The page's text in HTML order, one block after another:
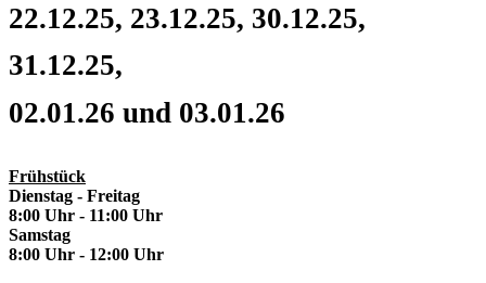
22.12.25, 23.12.25, 30.12.25,
31.12.25,
02.01.26 und 03.01.26
Frühstück
Dienstag - Freitag
8:00 Uhr - 11:00 Uhr
Samstag
8:00 Uhr - 12:00 Uhr